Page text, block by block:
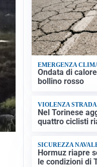
EMERGENZA
Ondata di
bollino rosso
VIOLENZA
Nel Torinese
quattro ciclisti
SICUREZZA
Hormuz riapre
le condizioni di